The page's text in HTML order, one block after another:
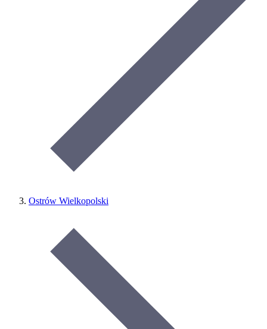
Ostrów Wielkopolski